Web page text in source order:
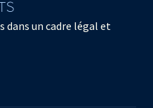
dans un cadre légal et